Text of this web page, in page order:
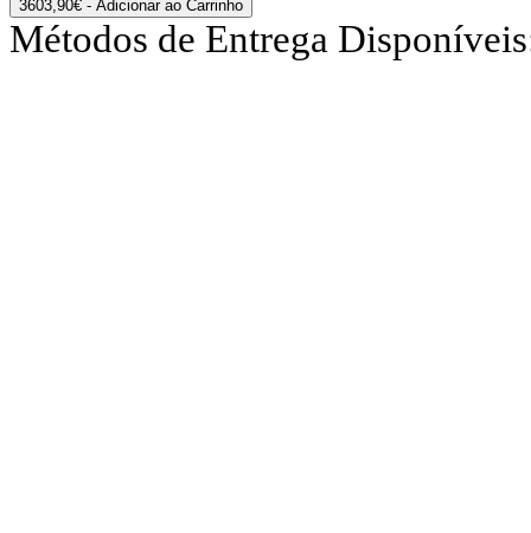
3603,90€ - Adicionar ao Carrinho
Métodos de Entrega